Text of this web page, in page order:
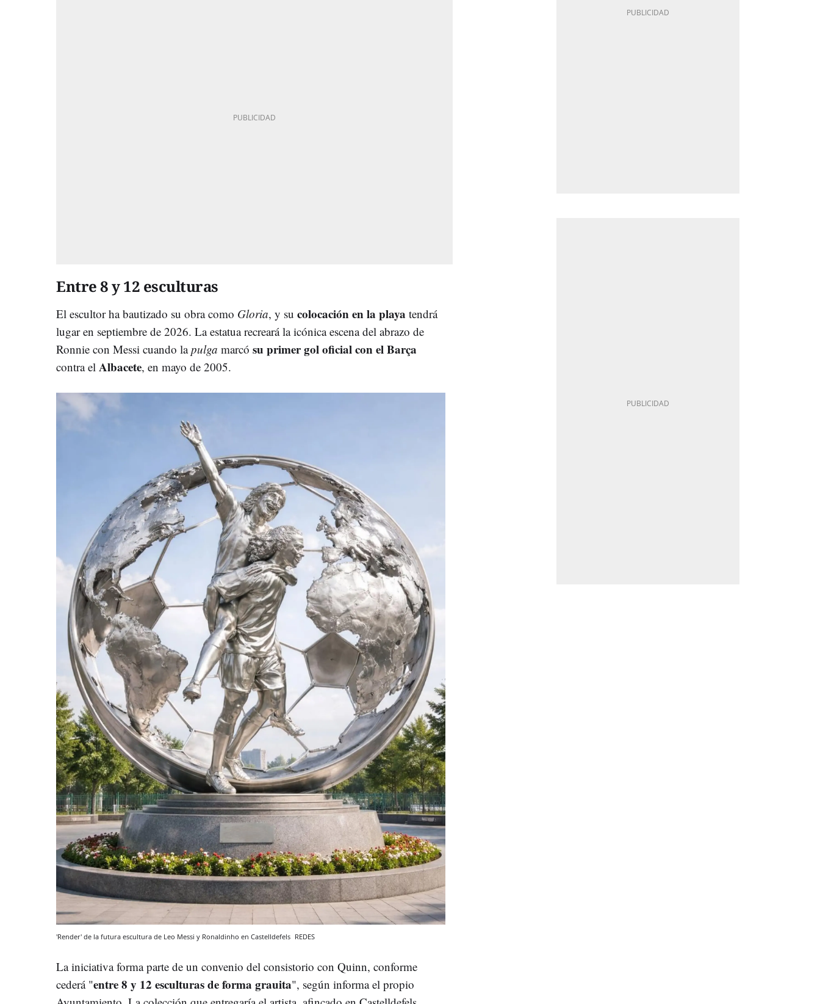
Entre 8 y 12 esculturas
El escultor ha bautizado su obra como Gloria, y su colocación en la playa tendrá
lugar en septiembre de 2026. La estatua recreará la icónica escena del abrazo de
Ronnie con Messi cuando lapulga marcó su primer gol oficial con el Barça
contra el Albacete, en mayo de 2005.
'Render' de la futura escultura de Leo Messi y Ronaldinho en Castelldefels REDES
La iniciativa forma parte de un convenio del consistorio con Quinn, conforme
cederá "entre 8 y 12 esculturas de forma grauita", según informa el propio